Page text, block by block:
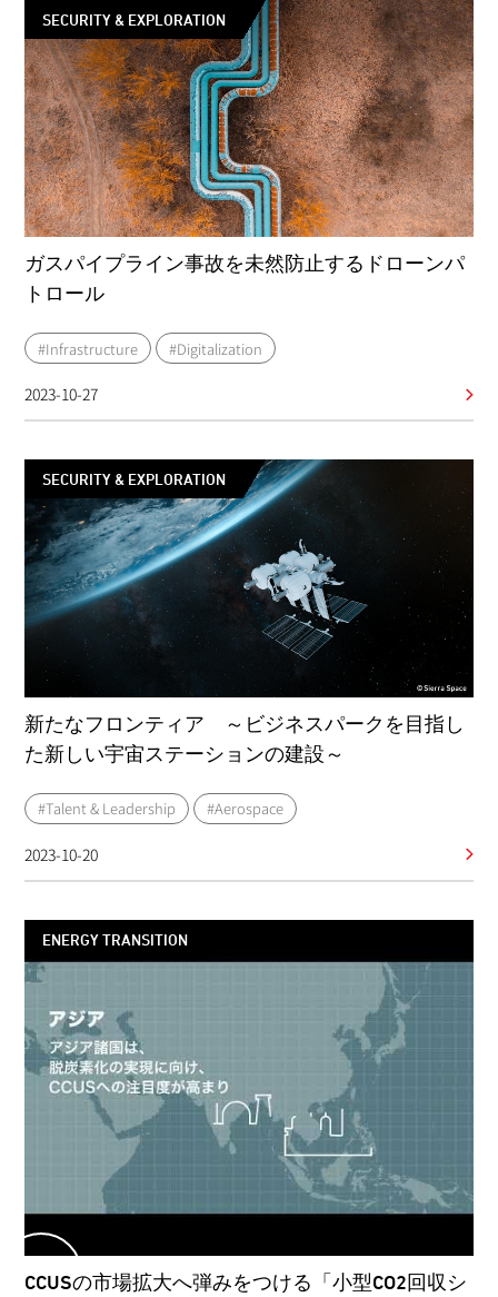
SECURITY & EXPLORATION
ガスパイプライン事故を未然防止するドローンパ
トロール
#Infrastructure #Digitalization
2023-10-27
SECURITY & EXPLORATION
新たなフロンティア ～ビジネスパークを目指し
た新しい宇宙ステーションの建設～
#Talent & Leadership #Aerospace
2023-10-20
ENERGY TRANSITION
CCUSの市場拡大へ弾みをつける「小型CO2回収シ